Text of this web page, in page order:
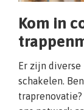
Kom in
Er zijn
schakelen.